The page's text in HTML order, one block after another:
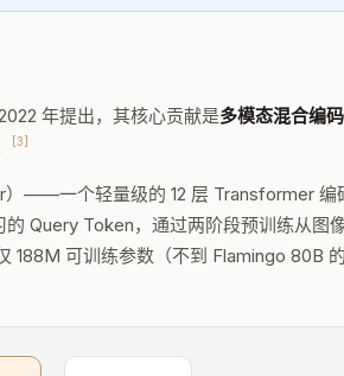
年提出，其核心贡献是多模态混合编
[3]
）——一个轻量级的 12 层 Transformer 编
Query Token，通过两阶段预训练从图
188M 可训练参数（不到 Flamingo 80B